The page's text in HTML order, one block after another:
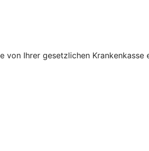
von Ihrer gesetzlichen